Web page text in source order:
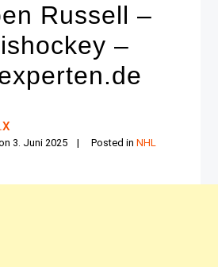
Russell –
–
3. Juni 2025 Posted inNHL